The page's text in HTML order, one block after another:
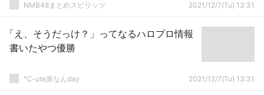
NMB48まとめスピリッツ 2021/12/7(Tu) 13:31
「え、そうだっけ？」ってなるハロプロ情報
書いたやつ優勝
℃-ute派なんday 2021/12/7(Tu) 13:31